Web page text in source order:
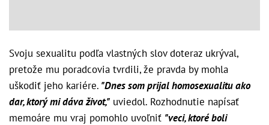
Svoju sexualitu podľa vlastných slov doteraz ukrýval,
pretože mu poradcovia tvrdili, že pravda by mohla
uškodiť jeho kariére. "Dnes som prijal homosexualitu ako
dar, ktorý mi dáva život," uviedol. Rozhodnutie napísať
memoáre mu vraj pomohlo uvoľniť "veci, ktoré boli